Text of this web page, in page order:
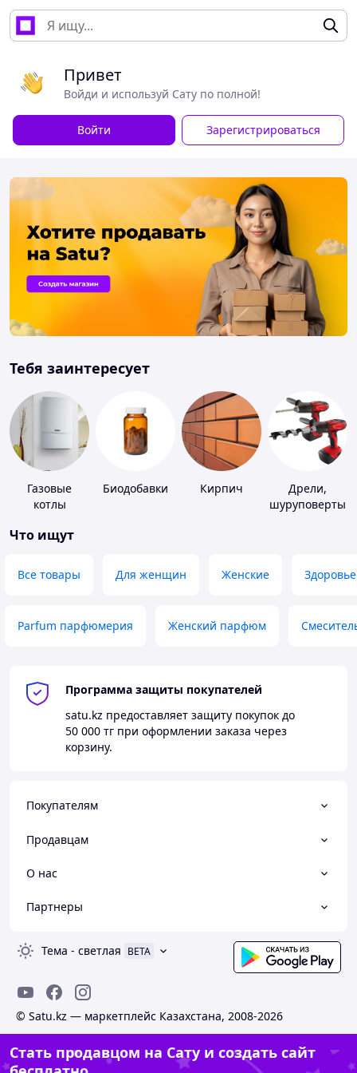
Привет
Войди и используй Сату по полной!
Войти Зарегистрироваться
Тебя заинтересует
Газовые
котлы
Биодобавки Кирпич
Дрели,
шуруповерты
Что ищут
Все товары Для женщин Женские Здоровье
Parfum парфюмерия Женский парфюм
Программа защиты покупателей
satu.kz предоставляет защиту покупок до
50 000 тг при оформлении заказа через
корзину.
Покупателям
Продавцам
О нас
Партнеры
Тема - светлая BETA
© Satu.kz — маркетплейс Казахстана, 2008-2026
Стать продавцом на Сату и создать сайт